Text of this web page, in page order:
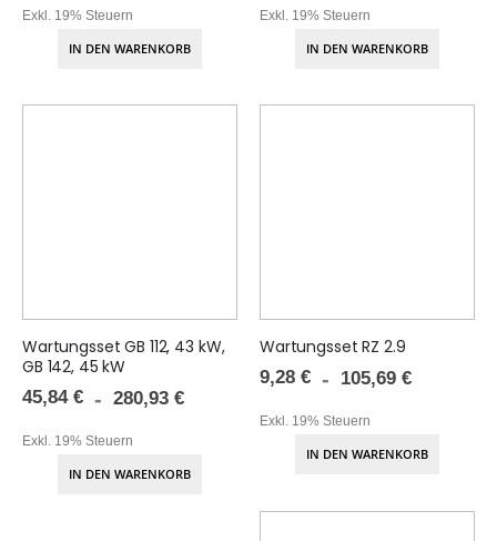
Exkl. 19% Steuern
IN DEN WARENKORB
Exkl. 19% Steuern
IN DEN WARENKORB
Wartungsset GB 112, 43 kW,
GB 142, 45 kW
45,84 € 280,93 €
Exkl. 19% Steuern
IN DEN WARENKORB
Wartungsset RZ 2.9
9,28 € 105,69 €
Exkl. 19% Steuern
IN DEN WARENKORB